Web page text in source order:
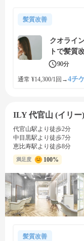
髪質改善
クオライ
トで髪質
90分
通常 ¥14,300/1回 →4チ
ILY 代官山 (イリー)
代官山駅より徒歩2分
中目黒駅より徒歩7分
恵比寿駅より徒歩8分
満足度 100%
髪質改善